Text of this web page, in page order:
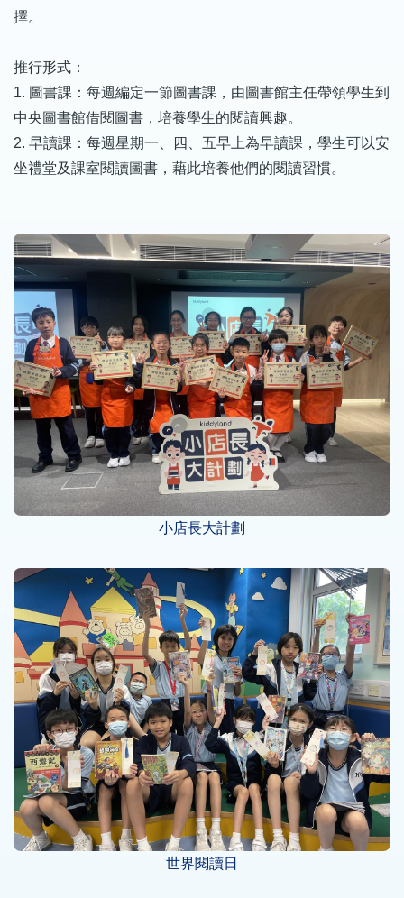
擇。
推行形式：
1. 圖書課：每週編定一節圖書課，由圖書館主任帶領學生到
中央圖書館借閱圖書，培養學生的閱讀興趣。
2. 早讀課：每週星期一、四、五早上為早讀課，學生可以安
坐禮堂及課室閱讀圖書，藉此培養他們的閱讀習慣。
小店長大計劃
世界閱讀日